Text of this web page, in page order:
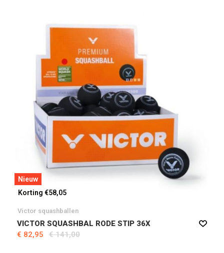
Nieuw
Korting €58,05
Victor squashballen
VICTOR SQUASHBAL RODE STIP 36X
€ 82,95
€ 141,00